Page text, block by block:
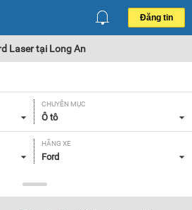
Đăng tin
Laser tại Long An
CHUYÊN MỤC
Ô tô
HÃNG XE
Ford
NĂM SẢN XUẤT
Tất cả